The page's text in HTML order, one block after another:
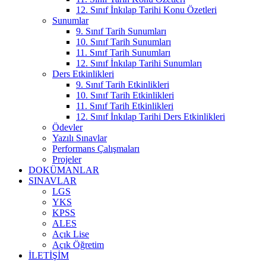
12. Sınıf İnkılap Tarihi Konu Özetleri
Sunumlar
9. Sınıf Tarih Sunumları
10. Sınıf Tarih Sunumları
11. Sınıf Tarih Sunumları
12. Sınıf İnkılap Tarihi Sunumları
Ders Etkinlikleri
9. Sınıf Tarih Etkinlikleri
10. Sınıf Tarih Etkinlikleri
11. Sınıf Tarih Etkinlikleri
12. Sınıf İnkılap Tarihi Ders Etkinlikleri
Ödevler
Yazılı Sınavlar
Performans Çalışmaları
Projeler
DOKÜMANLAR
SINAVLAR
LGS
YKS
KPSS
ALES
Açık Lise
Açık Öğretim
İLETIŞIM